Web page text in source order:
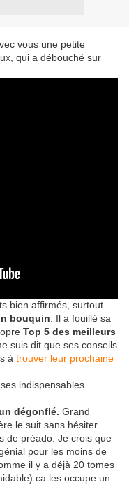
vous une petite
qui a débouché sur
bien affirmés, surtout
bouquin . Il a fouillé sa
Top 5 des meilleurs
suis dit que ses conseils
à trouver leur prochaine
indispensables
dégonflé. Grand
le suit sans hésiter
de préado. Je crois que
pour les moins de
il y a déjà 20 tomes
ca les occupe un